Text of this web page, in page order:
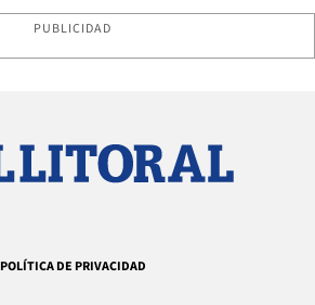
PUBLICIDAD
POLÍTICA DE PRIVACIDAD